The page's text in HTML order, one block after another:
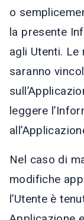
o
la presente
agli Utenti.
saranno
leggere
Nel caso di
modifiche
l’Utente è